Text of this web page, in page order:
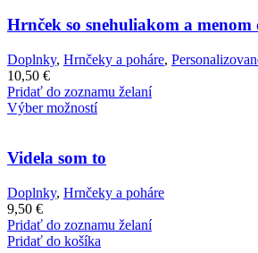
Hrnček so snehuliakom a
Doplnky, Hrnčeky a poháre,
10,50 €
Pridať do zoznamu želaní
Výber možností
Videla som to
Doplnky, Hrnčeky a poháre
9,50 €
Pridať do zoznamu želaní
Pridať do košíka